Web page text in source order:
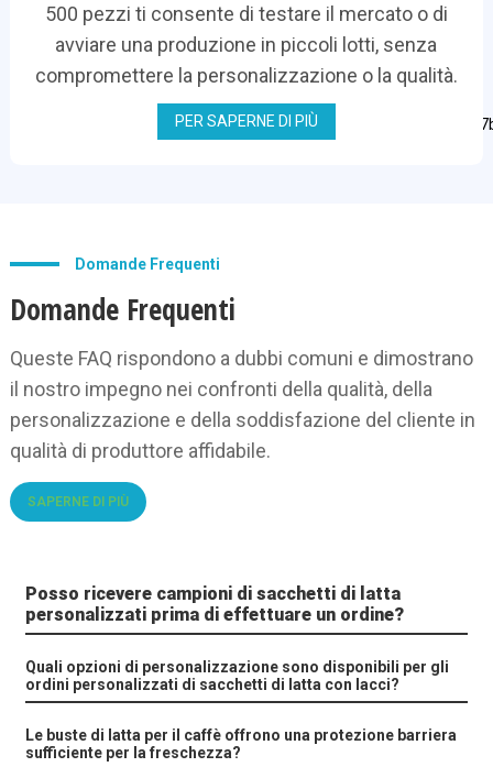
500 pezzi ti consente di testare il mercato o di
avviare una produzione in piccoli lotti, senza
compromettere la personalizzazione o la qualità.
PER SAPERNE DI PIÙ
Domande Frequenti
Domande Frequenti
Queste FAQ rispondono a dubbi comuni e dimostrano
il nostro impegno nei confronti della qualità, della
personalizzazione e della soddisfazione del cliente in
qualità di produttore affidabile.
SAPERNE DI PIÙ
Posso ricevere campioni di sacchetti di latta
personalizzati prima di effettuare un ordine?
Quali opzioni di personalizzazione sono disponibili per gli
ordini personalizzati di sacchetti di latta con lacci?
Le buste di latta per il caffè offrono una protezione barriera
sufficiente per la freschezza?